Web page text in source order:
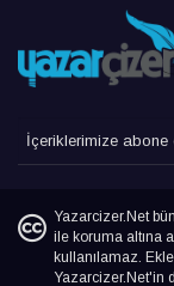
Yazarcizer.Net
ile koruma altına
kullanılamaz.
Yazarcizer.Net'in